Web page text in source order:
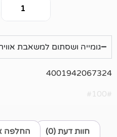
הוספה לסל
למשאבת אוויר סרה שתי
החלפה או החזרה